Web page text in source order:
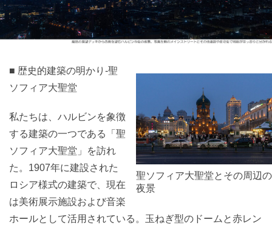
聖ソフィア大聖堂とその周辺の
夜景
■ 歴史的建築の明かり-聖
ソフィア大聖堂
私たちは、ハルビンを象徴
する建築の一つである「聖
ソフィア大聖堂」を訪れ
た。1907年に建設された
ロシア様式の建築で、現在
は美術展示施設および音楽
ホールとして活用されている。玉ねぎ型のドームと赤レン